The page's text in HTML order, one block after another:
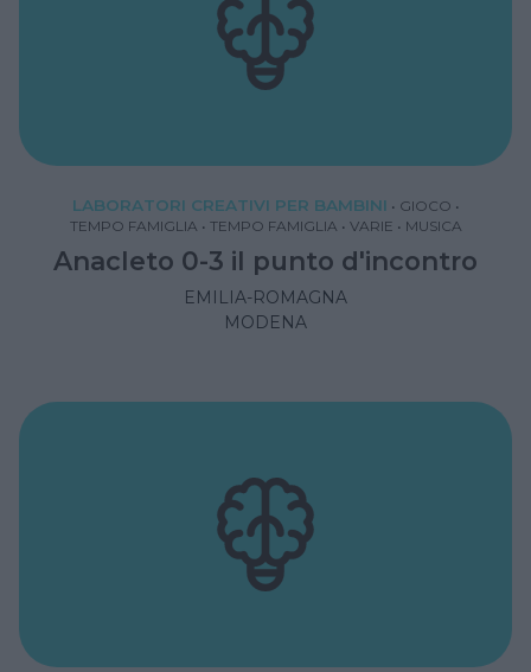
LABORATORI CREATIVI PER BAMBINI • GIOCO •
TEMPO FAMIGLIA • TEMPO FAMIGLIA • VARIE • MUSICA
Anacleto 0-3 il punto d'incontro
EMILIA-ROMAGNA
MODENA